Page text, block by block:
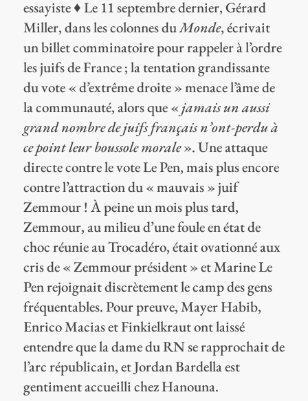
essayiste♦Le 11 septembre dernier, Gérard
Miller, dans les colonnes duMonde, écrivait
un billet comminatoire pour rappeler à l’ordre
les juifs de France ; la tentation grandissante
du vote « d’extrême droite » menace l’âme de
la communauté, alors que « jamais un aussi
grand nombre de juifs français n’ont-perdu à
ce point leur boussole morale». Une attaque
directe contre le vote Le Pen, mais plus encore
contre l’attraction du « mauvais » juif
Zemmour ! À peine un mois plus tard,
Zemmour, au milieu d’une foule en état de
choc réunie au Trocadéro, était ovationné aux
cris de « Zemmour président » et Marine Le
Pen rejoignait discrètement le camp des gens
fréquentables. Pour preuve, Mayer Habib,
Enrico Macias et Finkielkraut ont laissé
entendre que la dame du RN se rapprochait de
l’arc républicain, et Jordan Bardella est
gentiment accueilli chez Hanouna.